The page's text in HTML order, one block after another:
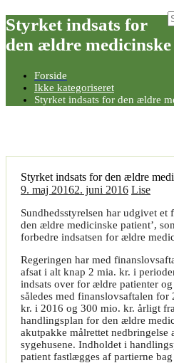
Styrket indsats for
den ældre
Forside
Ikke kategoriseret
Styrket indsats for den ældre
Styrket indsats for den ældre
9. maj 20162. juni 2016 Lise
Sundhedsstyrelsen har udgivet
den ældre medicinske patient’,
forbedre indsatsen for ældre
Regeringen har med
afsat i alt knap 2 mia. kr. i
indsats over for ældre patienter
således med finanslovsaftalen
kr. i 2016 og 300 mio. kr. årligt
handlingsplan for den ældre
akutpakke målrettet nedbringelse
sygehusene. Indholdet i
patient fastlægges af partierne